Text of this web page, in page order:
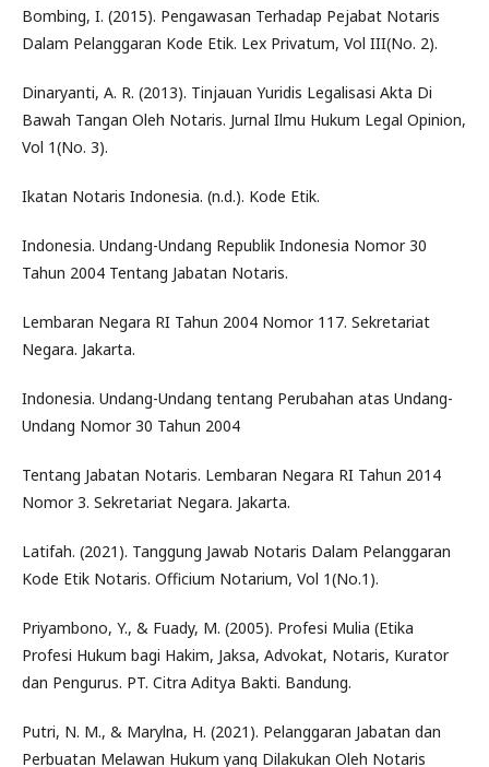
Bombing, I. (2015). Pengawasan Terhadap Pejabat Notaris
Dalam Pelanggaran Kode Etik. Lex Privatum, Vol III(No. 2).
Dinaryanti, A. R. (2013). Tinjauan Yuridis Legalisasi Akta Di
Bawah Tangan Oleh Notaris. Jurnal Ilmu Hukum Legal Opinion,
Vol 1(No. 3).
Ikatan Notaris Indonesia. (n.d.). Kode Etik.
Indonesia. Undang-Undang Republik Indonesia Nomor 30
Tahun 2004 Tentang Jabatan Notaris.
Lembaran Negara RI Tahun 2004 Nomor 117. Sekretariat
Negara. Jakarta.
Indonesia. Undang-Undang tentang Perubahan atas Undang-
Undang Nomor 30 Tahun 2004
Tentang Jabatan Notaris. Lembaran Negara RI Tahun 2014
Nomor 3. Sekretariat Negara. Jakarta.
Latifah. (2021). Tanggung Jawab Notaris Dalam Pelanggaran
Kode Etik Notaris. Officium Notarium, Vol 1(No.1).
Priyambono, Y., & Fuady, M. (2005). Profesi Mulia (Etika
Profesi Hukum bagi Hakim, Jaksa, Advokat, Notaris, Kurator
dan Pengurus. PT. Citra Aditya Bakti. Bandung.
Putri, N. M., & Marylna, H. (2021). Pelanggaran Jabatan dan
Perbuatan Melawan Hukum yang Dilakukan Oleh Notaris